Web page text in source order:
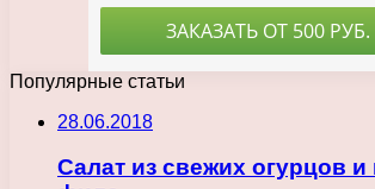
Популярные статьи
28.06.2018
Салат из свежих огурцов и